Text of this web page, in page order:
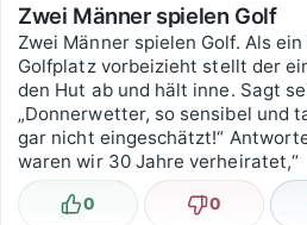
Zwei Männer spielen Golf
Zwei Männer spielen Golf. Als
Golfplatz vorbeizieht stellt der
den Hut ab und hält inne. Sagt
„Donnerwetter, so sensibel und
gar nicht eingeschätzt!“
waren wir 30 Jahre verheiratet,“
Lustig
0 Nicht lustig
0